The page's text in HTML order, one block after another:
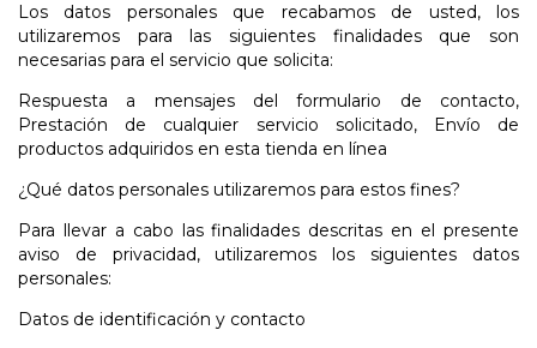
Los datos personales que recabamos de usted, los
utilizaremos para las siguientes finalidades que son
necesarias para el servicio que solicita:
Respuesta a mensajes del formulario de contacto,
Prestación de cualquier servicio solicitado, Envío de
productos adquiridos en esta tienda en línea
¿Qué datos personales utilizaremos para estos fines?
Para llevar a cabo las finalidades descritas en el presente
aviso de privacidad, utilizaremos los siguientes datos
personales:
Datos de identificación y contacto